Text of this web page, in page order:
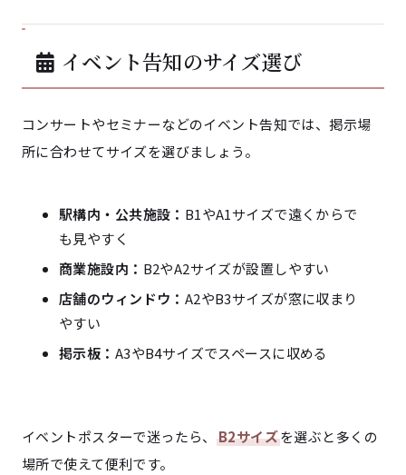
イベント告知のサイズ選び
コンサートやセミナーなどのイベント告知では、掲示場
所に合わせてサイズを選びましょう。
駅構内・公共施設： B1やA1サイズで遠くからで
も見やすく
商業施設内： B2やA2サイズが設置しやすい
店舗のウィンドウ： A2やB3サイズが窓に収まり
やすい
掲示板： A3やB4サイズでスペースに収める
イベントポスターで迷ったら、 B2サイズを選ぶと多くの
場所で使えて便利です。